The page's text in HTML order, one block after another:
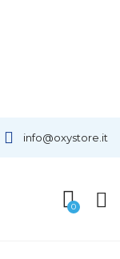
info@oxystore.it